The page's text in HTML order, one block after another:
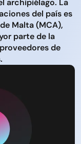
archipiélago. La
del país es
Malta (MCA),
parte de la
de